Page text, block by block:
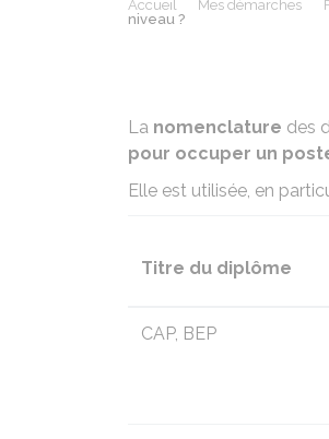
Accueil Mes démarches
niveau ?
La nomenclature des
pour occuper un
Elle est utilisée, en
Titre du diplôme
CAP, BEP